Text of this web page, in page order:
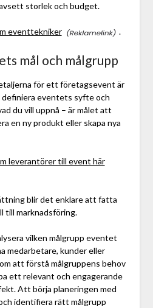
storlek och budget.
eventtekniker .
mål och målgrupp
för ett företagsevent är
eventets syfte och
du vill uppnå – är målet att
en ny produkt eller skapa nya
leverantörer till event här
blir det enklare att fatta
till marknadsföring.
vilken målgrupp eventet
medarbetare, kunder eller
att förstå målgruppens behov
ett relevant och engagerande
Att börja planeringen med
identifiera rätt målgrupp